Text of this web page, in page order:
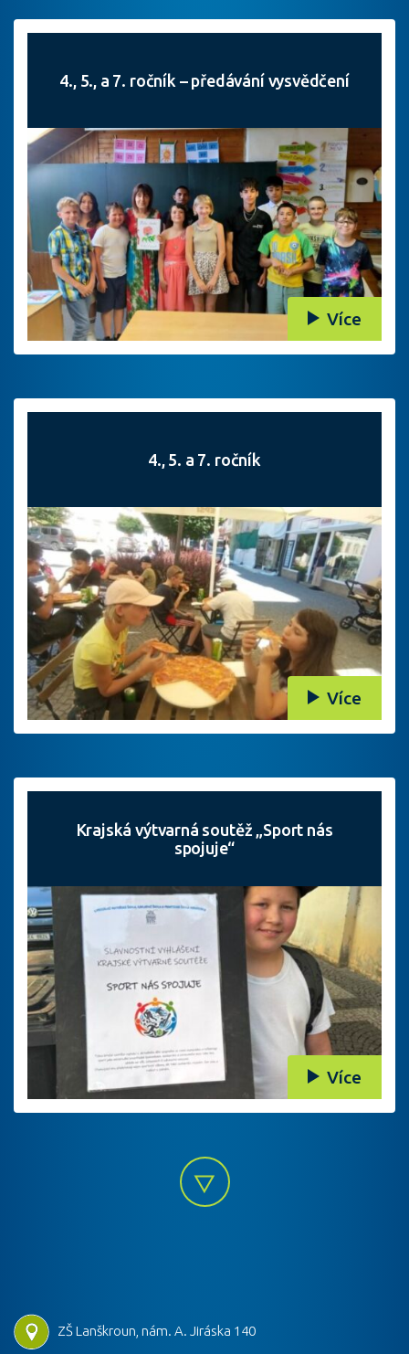
4., 5., a 7. ročník – předávání vysvědčení
Více
4., 5. a 7. ročník
Více
Krajská výtvarná soutěž „Sport nás
spojuje“
Více
ZŠ Lanškroun, nám. A. Jiráska 140